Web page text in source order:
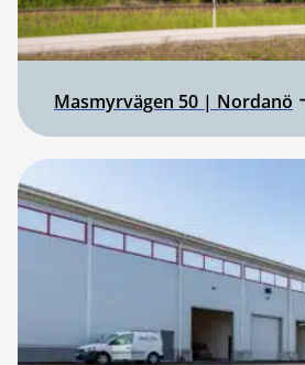
Masmyrvägen 50 | Nordanö